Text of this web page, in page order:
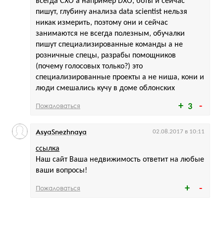
3
пишут, глубину анализа data scientist нельзя
никак измерить, поэтому они и сейчас
занимаются не всегда полезным, обучалки
пишут специализированные команды а не
розничные спецы, разрабы помощников
(почему голосовых только?) это
специализированные проекты а не ниша, кони и
люди смешались кучу в доме облонских
Пожаловаться
ссылка
Наш сайт Ваша недвижимость ответит на любые
ваши вопросы!
AsyaSnezhnaya 02.08.2017 в 10:11
Пожаловаться